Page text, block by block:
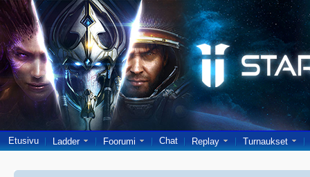
Etusivu Ladder Foorumi Chat Replay Turnaukset